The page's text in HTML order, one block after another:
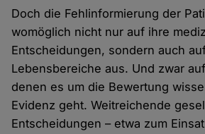
Doch die Fehlinformierung der
womöglich nicht nur auf ihre
Entscheidungen, sondern auch
Lebensbereiche aus. Und zwar
denen es um die Bewertung
Evidenz geht. Weitreichende
Entscheidungen – etwa zum